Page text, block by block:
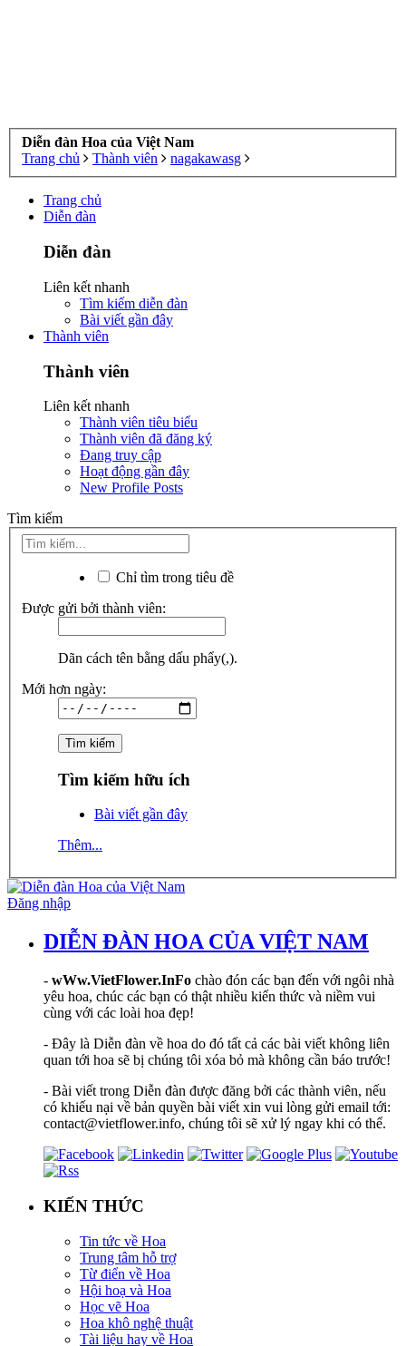
Diễn đàn Hoa của Việt Nam
Trang chủ
Thành viên nagakawasg
Trang chủ
Diễn đàn
Diễn đàn
Liên kết nhanh
Tìm kiếm diễn đàn
Bài viết gần đây
Thành viên
Thành viên
Liên kết nhanh
Thành viên tiêu biểu
Thành viên đã đăng ký
Đang truy cập
Hoạt động gần đây
New Profile Posts
Tìm kiếm
Chỉ tìm trong tiêu đề
Được gửi bởi thành viên:
Dãn cách tên bằng dấu phẩy(,).
Mới hơn ngày:
Tìm kiếm hữu ích
Bài viết gần đây
Thêm...
Đăng nhập
DIỄN ĐÀN HOA CỦA VIỆT NAM
- wWw.VietFlower.InFo chào đón các bạn đến với ngôi nhà
yêu hoa, chúc các bạn có thật nhiều kiến thức và niềm vui
cùng với các loài hoa đẹp!
- Đây là Diễn đàn về hoa do đó tất cả các bài viết không liên
quan tới hoa sẽ bị chúng tôi xóa bỏ mà không cần báo trước!
- Bài viết trong Diễn đàn được đăng bởi các thành viên, nếu
có khiếu nại về bản quyền bài viết xin vui lòng gửi email tới:
contact@vietflower.info, chúng tôi sẽ xử lý ngay khi có thể.
KIẾN THỨC
Tin tức về Hoa
Trung tâm hỗ trợ
Từ điển về Hoa
Hội hoạ và Hoa
Học vẽ Hoa
Hoa khô nghệ thuật
Tài liệu hay về Hoa